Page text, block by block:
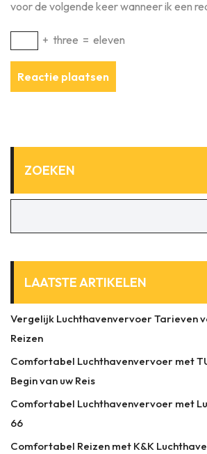
voor de volgende keer wanneer ik een
+ three = eleven
ZOEKEN
LAATSTE ARTIKELEN
Vergelijk Luchthavenvervoer Tarieven
Reizen
Comfortabel Luchthavenvervoer met
Begin van uw Reis
Comfortabel Luchthavenvervoer met
66
Comfortabel Reizen met K&K